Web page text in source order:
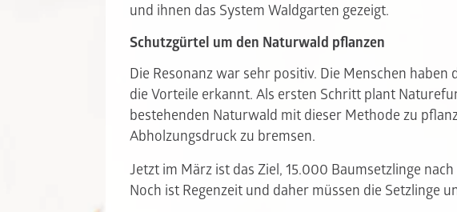
und ihnen das System Waldgarten gezeigt.
Schutzgürtel um den Naturwald pflanzen
Die Resonanz war sehr positiv. Die Menschen
die Vorteile erkannt. Als ersten Schritt plant
bestehenden Naturwald mit dieser Methode zu
Abholzungsdruck zu bremsen.
Jetzt im März ist das Ziel, 15.000 Baumsetzlinge
Noch ist Regenzeit und daher müssen die Setzlinge